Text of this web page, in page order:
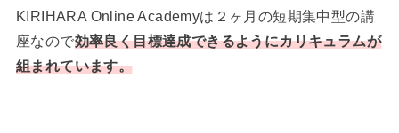
KIRIHARA Online Academyは２ヶ月の短期集中型の講
座なので効率良く目標達成できるようにカリキュラムが
組まれています。